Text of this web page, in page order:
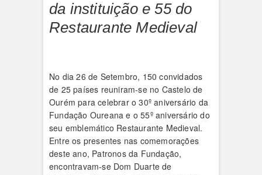
da instituição e 55 do
Restaurante Medieval
No dia 26 de Setembro, 150 convidados
de 25 países reuniram-se no Castelo de
Ourém para celebrar o 30º aniversário da
Fundação Oureana e o 55º aniversário do
seu emblemático Restaurante Medieval.
Entre os presentes nas comemorações
deste ano, Patronos da Fundação,
encontravam-se Dom Duarte de